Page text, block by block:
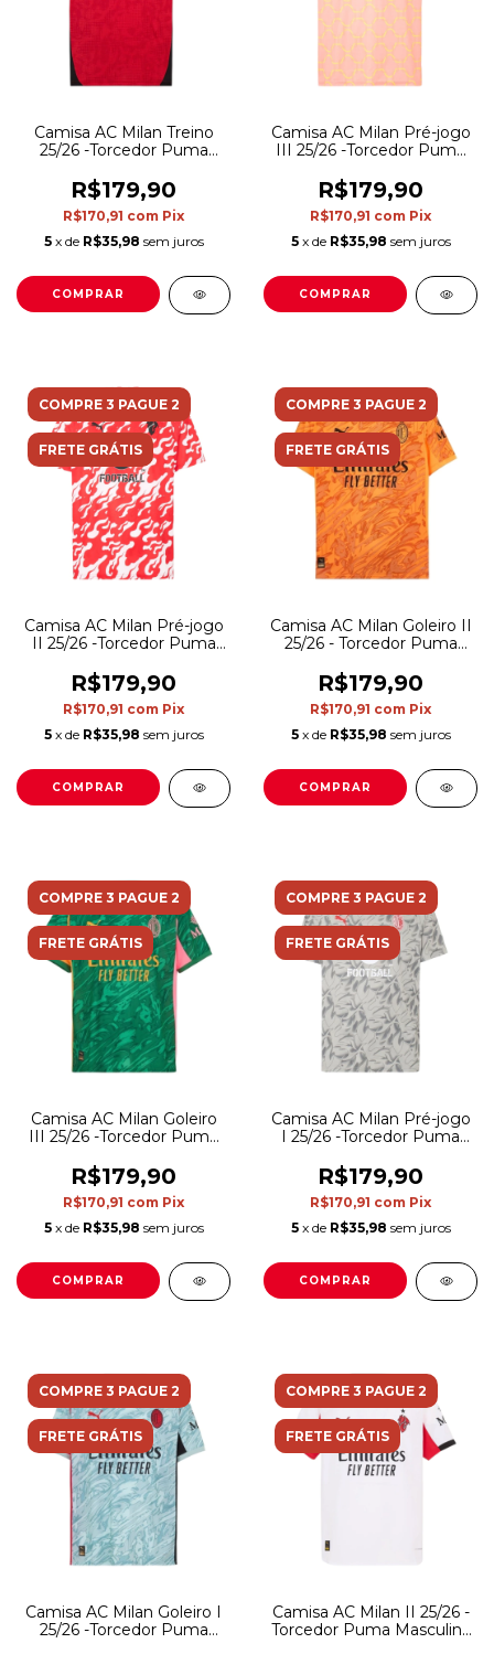
Camisa AC Milan Treino
25/26 -Torcedor Puma
R$179,90
R$170,91 com Pix
5 x de R$35,98 sem juros
COMPRAR
Camisa AC Milan Pré-jogo
III 25/26 -Torcedor Puma
R$179,90
R$170,91 com Pix
5 x de R$35,98 sem juros
COMPRAR
COMPRE 3 PAGUE 2
FRETE GRÁTIS
Camisa AC Milan Pré-jogo
II 25/26 -Torcedor Puma
vermelha
R$179,90
R$170,91 com Pix
5 x de R$35,98 sem juros
COMPRAR
COMPRE 3 PAGUE 2
FRETE GRÁTIS
Camisa AC Milan Goleiro II
25/26 - Torcedor Puma
R$179,90
R$170,91 com Pix
5 x de R$35,98 sem juros
COMPRAR
COMPRE 3 PAGUE 2
FRETE GRÁTIS
Camisa AC Milan Goleiro
III 25/26 -Torcedor Puma
R$179,90
R$170,91 com Pix
5 x de R$35,98 sem juros
COMPRAR
COMPRE 3 PAGUE 2
FRETE GRÁTIS
Camisa AC Milan Pré-jogo
I 25/26 -Torcedor Puma
R$179,90
R$170,91 com Pix
5 x de R$35,98 sem juros
COMPRAR
COMPRE 3 PAGUE 2
FRETE GRÁTIS
Camisa AC Milan Goleiro I
25/26 -Torcedor Puma
COMPRE 3 PAGUE 2
FRETE GRÁTIS
Camisa AC Milan II 25/26 -
Torcedor Puma Masculina